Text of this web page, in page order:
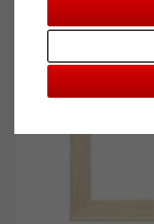
Tillbaka